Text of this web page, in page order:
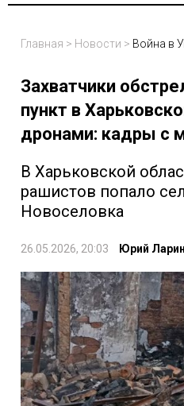
Главная > Новости > Война в
Захватчики
пункт в
дронами: кадры с
В Харьковской
рашистов попало
Новоселовка
26.05.2026, 20:03 Юрий Ларин